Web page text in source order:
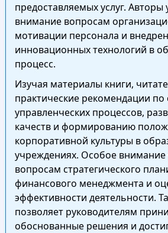
предоставляемых услуг.
внимание вопросам
мотивации персонала и
инновационных технологий в
процесс.
Изучая материалы книги,
практические рекомендации
управленческих процессов,
качеств и формированию
корпоративной культуры в
учреждениях. Особое внимание
вопросам стратегического
финансового менеджмента и
эффективности деятельности.
позволяет руководителям
обоснованные решения и